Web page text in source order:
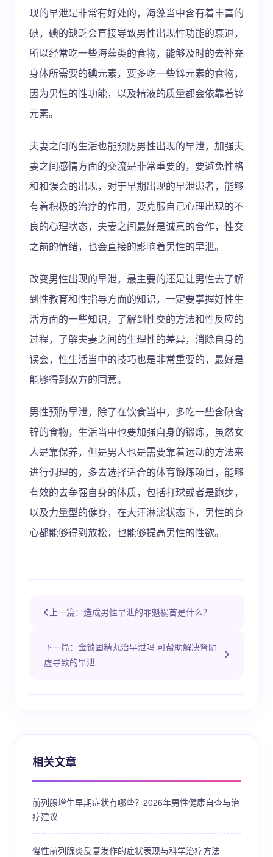
现的早泄是非常有好处的，海藻当中含有着丰富的
碘，碘的缺乏会直接导致男性出现性功能的衰退，
所以经常吃一些海藻类的食物，能够及时的去补充
身体所需要的碘元素，要多吃一些锌元素的食物，
因为男性的性功能，以及精液的质量都会依靠着锌
元素。
夫妻之间的生活也能预防男性出现的早泄，加强夫
妻之间感情方面的交流是非常重要的，要避免性格
和和误会的出现，对于早期出现的早泄患者，能够
有着积极的治疗的作用，要克服自己心理出现的不
良的心理状态，夫妻之间最好是诚意的合作，性交
之前的情绪，也会直接的影响着男性的早泄。
改变男性出现的早泄，最主要的还是让男性去了解
到性教育和性指导方面的知识，一定要掌握好性生
活方面的一些知识，了解到性交的方法和性反应的
过程，了解夫妻之间的生理性的差异，消除自身的
误会，性生活当中的技巧也是非常重要的，最好是
能够得到双方的同意。
男性预防早泄，除了在饮食当中，多吃一些含碘含
锌的食物，生活当中也要加强自身的锻炼，虽然女
人是靠保养，但是男人也是需要靠着运动的方法来
进行调理的，多去选择适合的体育锻炼项目，能够
有效的去争强自身的体质，包括打球或者是跑步，
以及力量型的健身，在大汗淋漓状态下，男性的身
心都能够得到放松，也能够提高男性的性欲。
上一篇：造成男性早泄的罪魁祸首是什么？
下一篇：金锁固精丸治早泄吗 可帮助解决肾阴
虚导致的早泄
相关文章
前列腺增生早期症状有哪些？2026年男性健康自查与治
疗建议
慢性前列腺炎反复发作的症状表现与科学治疗方法